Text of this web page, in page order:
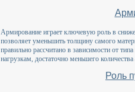
Армирование играет ключевую роль в
позволяет уменьшить толщину самого
правильно рассчитано в зависимости от
нагрузкам, достаточно меньшего
Роль